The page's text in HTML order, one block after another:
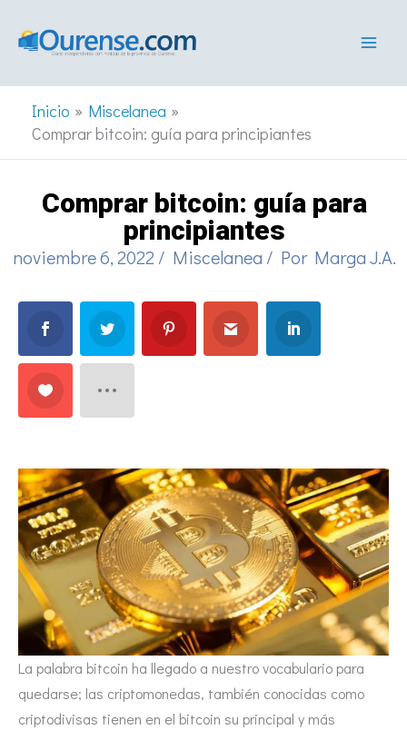
Inicio
Miscelanea
Comprar bitcoin: guía para principiantes
Comprar bitcoin: guía para
principiantes
noviembre 6, 2022 / Miscelanea / Por Marga J.A.
La palabra bitcoin ha llegado a nuestro vocabulario para
quedarse; las criptomonedas, también conocidas como
criptodivisas tienen en el bitcoin su principal y más